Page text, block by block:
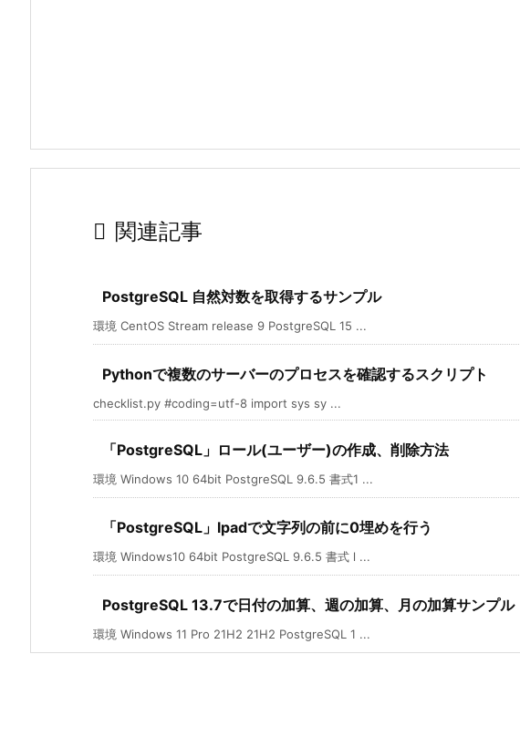
 関連記事
PostgreSQL 自然対数を取得するサンプル
環境 CentOS Stream release 9 PostgreSQL 15 ...
Pythonで複数のサーバーのプロセスを確認するスクリプト
checklist.py #coding=utf-8 import sys sy ...
「PostgreSQL」ロール(ユーザー)の作成、削除方法
環境 Windows 10 64bit PostgreSQL 9.6.5 書式1 ...
「PostgreSQL」lpadで文字列の前に0埋めを行う
環境 Windows10 64bit PostgreSQL 9.6.5 書式 l ...
PostgreSQL 13.7で日付の加算、週の加算、月の加算サンプル
環境 Windows 11 Pro 21H2 21H2 PostgreSQL 1 ...